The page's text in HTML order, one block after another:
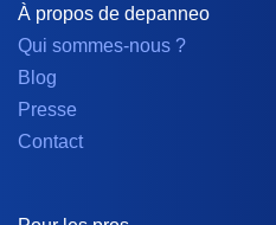
À propos de depanneo
Qui sommes-nous ?
Blog
Presse
Contact